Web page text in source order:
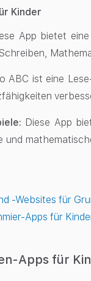
Kinder
App bietet
ABC ist eine
Diese App
und
-Websites für
Apps für
Apps für